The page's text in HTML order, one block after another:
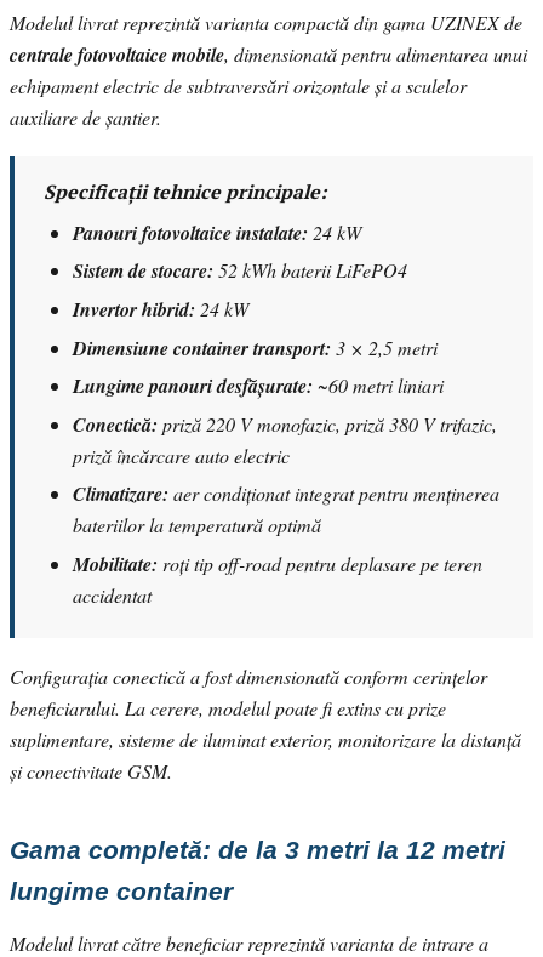
Modelul livrat reprezintă varianta compactă din gama UZINEX de
centrale fotovoltaice mobile, dimensionată pentru alimentarea unui
echipament electric de subtraversări orizontale și a sculelor
auxiliare de șantier.
Specificații tehnice principale:
Panouri fotovoltaice instalate: 24 kW
Sistem de stocare: 52 kWh baterii LiFePO4
Invertor hibrid: 24 kW
Dimensiune container transport: 3 × 2,5 metri
Lungime panouri desfășurate: ~60 metri liniari
Conectică: priză 220 V monofazic, priză 380 V trifazic,
priză încărcare auto electric
Climatizare: aer condiționat integrat pentru menținerea
bateriilor la temperatură optimă
Mobilitate: roți tip off-road pentru deplasare pe teren
accidentat
Configurația conectică a fost dimensionată conform cerințelor
beneficiarului. La cerere, modelul poate fi extins cu prize
suplimentare, sisteme de iluminat exterior, monitorizare la distanță
și conectivitate GSM.
Gama completă: de la 3 metri la 12 metri
lungime container
Modelul livrat către beneficiar reprezintă varianta de intrare a